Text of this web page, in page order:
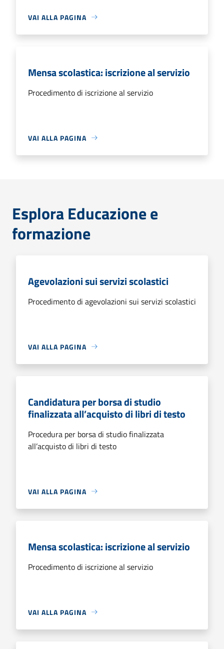
VAI ALLA PAGINA
Mensa scolastica: iscrizione al servizio
Procedimento di iscrizione al servizio
VAI ALLA PAGINA
Esplora Educazione e
formazione
Agevolazioni sui servizi scolastici
Procedimento di agevolazioni sui servizi scolastici
VAI ALLA PAGINA
Candidatura per borsa di studio
finalizzata all’acquisto di libri di testo
Procedura per borsa di studio finalizzata
all’acquisto di libri di testo
VAI ALLA PAGINA
Mensa scolastica: iscrizione al servizio
Procedimento di iscrizione al servizio
VAI ALLA PAGINA